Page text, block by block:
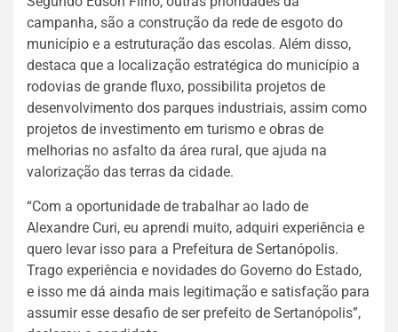
campanha, são a construção da rede de esgoto do
município e a estruturação das escolas. Além disso,
destaca que a localização estratégica do município a
rodovias de grande fluxo, possibilita projetos de
desenvolvimento dos parques industriais, assim como
projetos de investimento em turismo e obras de
melhorias no asfalto da área rural, que ajuda na
valorização das terras da cidade.
“Com a oportunidade de trabalhar ao lado de
Alexandre Curi, eu aprendi muito, adquiri experiência e
quero levar isso para a Prefeitura de Sertanópolis.
Trago experiência e novidades do Governo do Estado,
e isso me dá ainda mais legitimação e satisfação para
assumir esse desafio de ser prefeito de Sertanópolis”,